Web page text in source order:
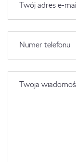
Twój adres e-
Numer telefonu
Twoja